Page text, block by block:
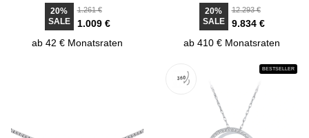
20%
SALE
1.261 €
1.009 €
ab 42 € Monatsraten
20%
SALE
12.293 €
9.834 €
ab 410 € Monatsraten
BESTSELLER